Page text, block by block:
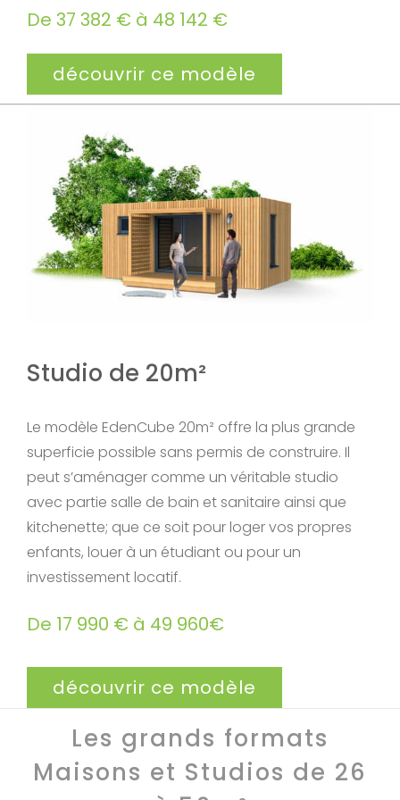
De 37 382 € à 48 142 €
découvrir ce modèle
Studio de 20m²
Le modèle EdenCube 20m² offre la plus grande
superficie possible sans permis de construire. Il
peut s’aménager comme un véritable studio
avec partie salle de bain et sanitaire ainsi que
kitchenette; que ce soit pour loger vos propres
enfants, louer à un étudiant ou pour un
investissement locatif.
De 17 990 € à 49 960€
découvrir ce modèle
Les grands formats
Maisons et Studios de 26